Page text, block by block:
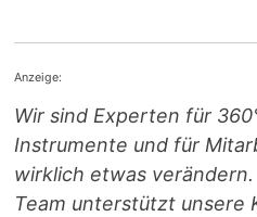
Anzeige:
Wir sind Experten für
Instrumente und für
wirklich etwas
Team unterstützt unsere